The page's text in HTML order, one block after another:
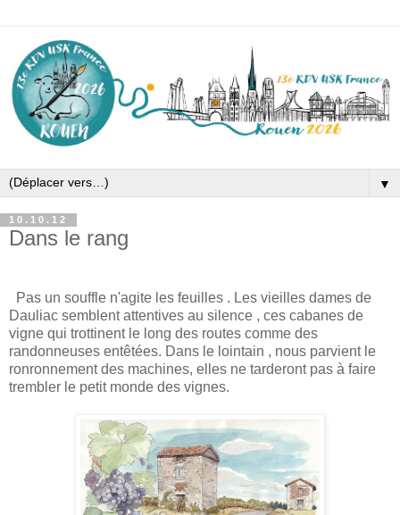
▼
10.10.12
Dans le rang
Pas un souffle n'agite les feuilles . Les vieilles dames de
Dauliac semblent attentives au silence , ces cabanes de
vigne qui trottinent le long des routes comme des
randonneuses entêtées. Dans le lointain , nous parvient le
ronronnement des machines, elles ne tarderont pas à faire
trembler le petit monde des vignes.